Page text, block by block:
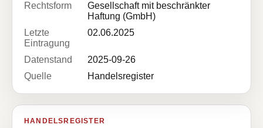
Rechtsform
Gesellschaft mit beschränkter
Haftung (GmbH)
Letzte
Eintragung
02.06.2025
Datenstand
2025-09-26
Quelle
Handelsregister
HANDELSREGISTER